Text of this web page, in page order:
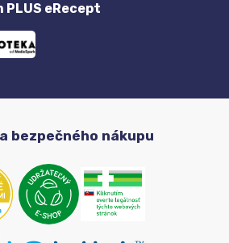
eRecept
bezpečného nákupu